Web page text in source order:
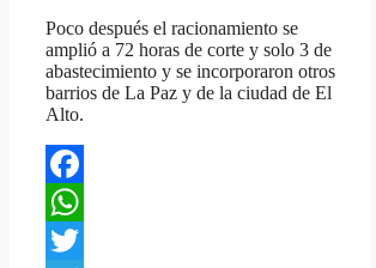
Poco después el racionamiento se
amplió a 72 horas de corte y solo 3 de
abastecimiento y se incorporaron otros
barrios de La Paz y de la ciudad de El
Alto.
Facebook
WhatsApp